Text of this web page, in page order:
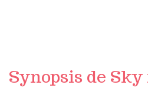
Synopsis de